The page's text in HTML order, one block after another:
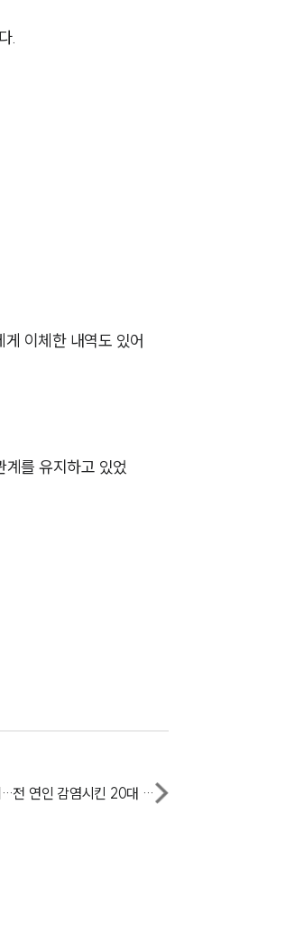
오시는 길
AI대륜
업무분야
.
이체한 내역도 있어
를 유지하고 있었
성병 숨기고 성관계…전 연인 감염시킨 20대 무죄